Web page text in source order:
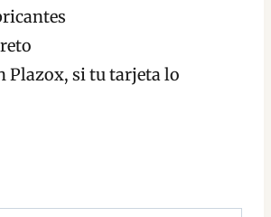
Plazox, si tu tarjeta lo